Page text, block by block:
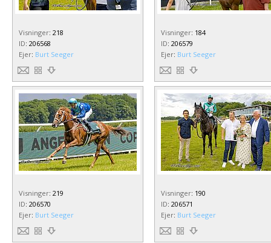
Visninger: 218
ID: 206568
Ejer: Burt Seeger
Visninger: 184
ID: 206579
Ejer: Burt Seeger
Visninger: 219
ID: 206570
Ejer: Burt Seeger
Visninger: 190
ID: 206571
Ejer: Burt Seeger